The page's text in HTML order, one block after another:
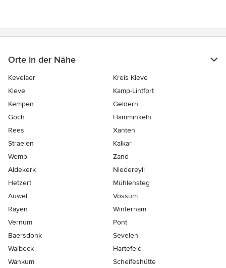
Orte in der Nähe
Kevelaer
Kreis Kleve
Kleve
Kamp-Lintfort
Kempen
Geldern
Goch
Hamminkeln
Rees
Xanten
Straelen
Kalkar
Wemb
Zand
Aldekerk
Niedereyll
Hetzert
Mühlensteg
Auwel
Vossum
Rayen
Winternam
Vernum
Pont
Baersdonk
Sevelen
Walbeck
Hartefeld
Wankum
Scheifeshütte